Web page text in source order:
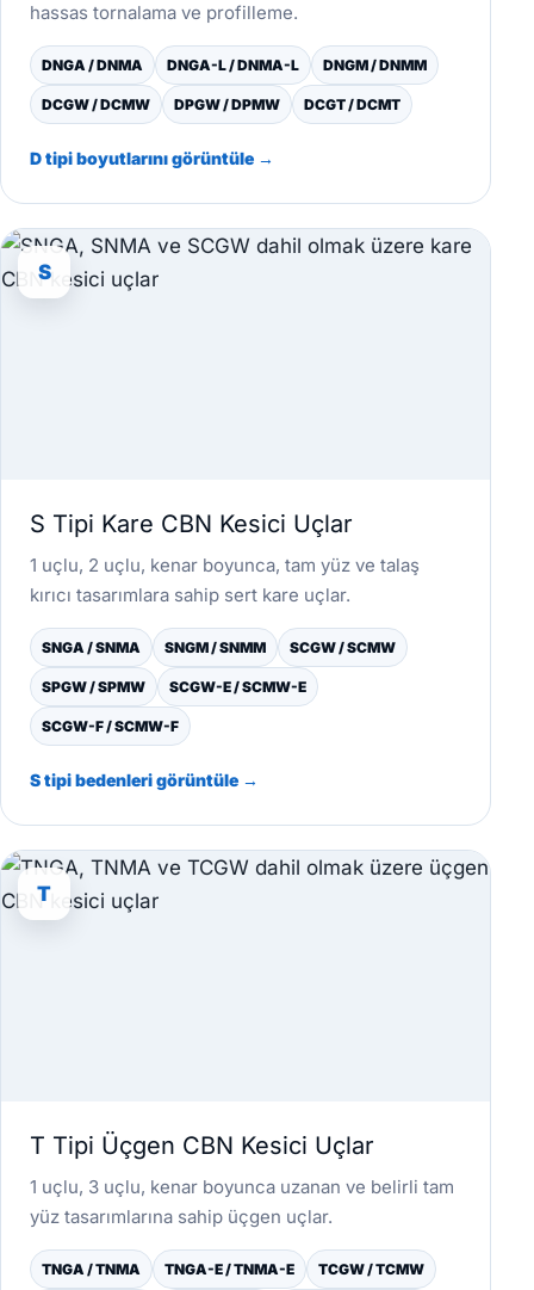
hassas tornalama ve profilleme.
DNGA / DNMA DNGA-L / DNMA-L DNGM / DNMM
DCGW / DCMW DPGW / DPMW DCGT / DCMT
D tipi boyutlarını görüntüle →
S
S Tipi Kare CBN Kesici Uçlar
1 uçlu, 2 uçlu, kenar boyunca, tam yüz ve talaş
kırıcı tasarımlara sahip sert kare uçlar.
SNGA / SNMA SNGM / SNMM SCGW / SCMW
SPGW / SPMW SCGW-E / SCMW-E
SCGW-F / SCMW-F
S tipi bedenleri görüntüle →
T
T Tipi Üçgen CBN Kesici Uçlar
1 uçlu, 3 uçlu, kenar boyunca uzanan ve belirli tam
yüz tasarımlarına sahip üçgen uçlar.
TNGA / TNMA TNGA-E / TNMA-E TCGW / TCMW